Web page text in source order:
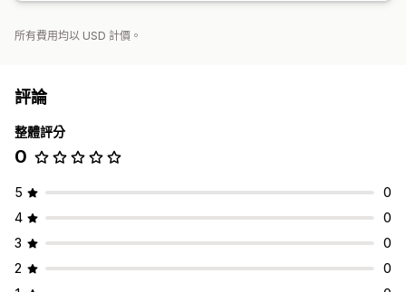
所有費用均以 USD 計價。
評論
整體評分
0
5
0
4
0
3
0
2
0